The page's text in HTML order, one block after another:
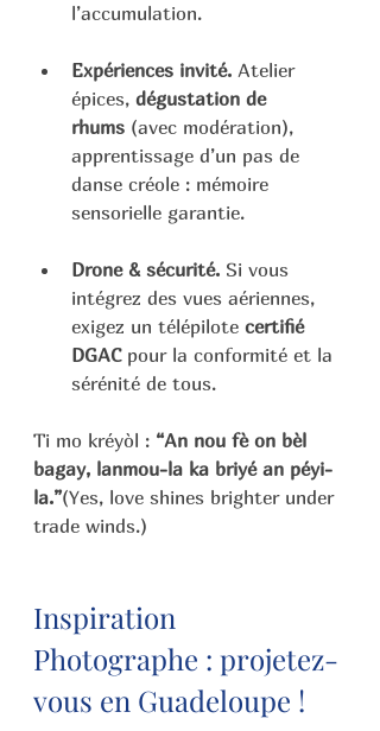
l’accumulation.
Expériences invité. Atelier
épices, dégustation de
rhums (avec modération),
apprentissage d’un pas de
danse créole : mémoire
sensorielle garantie.
Drone & sécurité. Si vous
intégrez des vues aériennes,
exigez un télépilote certifié
DGAC pour la conformité et la
sérénité de tous.
Ti mo kréyòl : “An nou fè on bèl
bagay, lanmou-la ka briyé an péyi-
la.”(Yes, love shines brighter under
trade winds.)
Inspiration
Photographe : projetez-
vous en Guadeloupe !